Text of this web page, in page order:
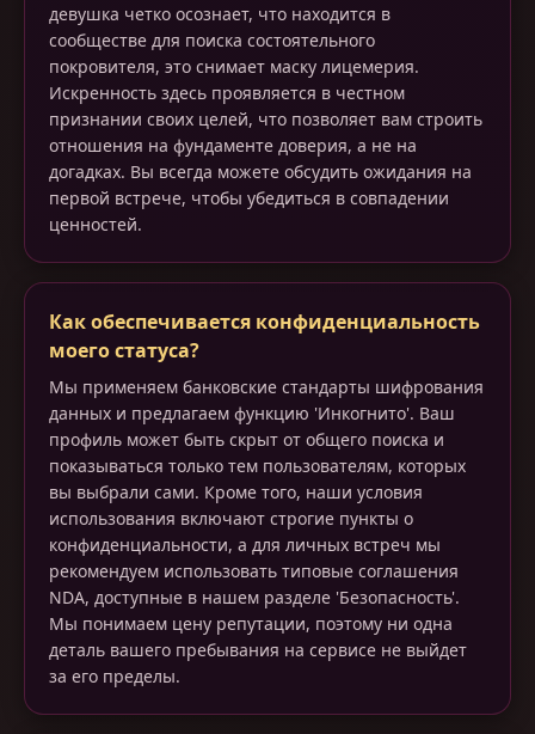
девушка четко осознает, что находится в
сообществе для поиска состоятельного
покровителя, это снимает маску лицемерия.
Искренность здесь проявляется в честном
признании своих целей, что позволяет вам строить
отношения на фундаменте доверия, а не на
догадках. Вы всегда можете обсудить ожидания на
первой встрече, чтобы убедиться в совпадении
ценностей.
Как обеспечивается конфиденциальность
моего статуса?
Мы применяем банковские стандарты шифрования
данных и предлагаем функцию 'Инкогнито'. Ваш
профиль может быть скрыт от общего поиска и
показываться только тем пользователям, которых
вы выбрали сами. Кроме того, наши условия
использования включают строгие пункты о
конфиденциальности, а для личных встреч мы
рекомендуем использовать типовые соглашения
NDA, доступные в нашем разделе 'Безопасность'.
Мы понимаем цену репутации, поэтому ни одна
деталь вашего пребывания на сервисе не выйдет
за его пределы.